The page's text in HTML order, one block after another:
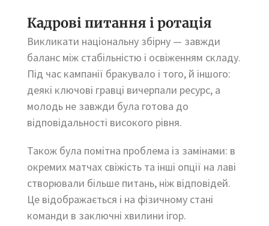
Кадрові питання і ротація
Викликати національну збірну — завжди
баланс між стабільністю і освіженням складу.
Під час кампанії бракувало і того, й іншого:
деякі ключові гравці вичерпали ресурс, а
молодь не завжди була готова до
відповідальності високого рівня.
Також була помітна проблема із замінами: в
окремих матчах свіжість та інші опції на лаві
створювали більше питань, ніж відповідей.
Це відображається і на фізичному стані
команди в заключні хвилини ігор.